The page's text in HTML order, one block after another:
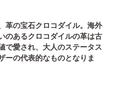
革の宝石クロコダイル。海外
のあるクロコダイルの革は古
で愛され、大人のステータス
ーの代表的なものとなりま